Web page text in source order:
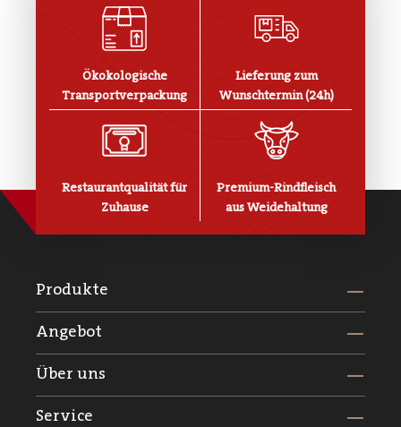
Ökokologische
Transportverpackung
Lieferung zum
Wunschtermin (24h)
Restaurantqualität für
Zuhause
Premium-Rindfleisch
aus Weidehaltung
Produkte
Angebot
Über uns
Service